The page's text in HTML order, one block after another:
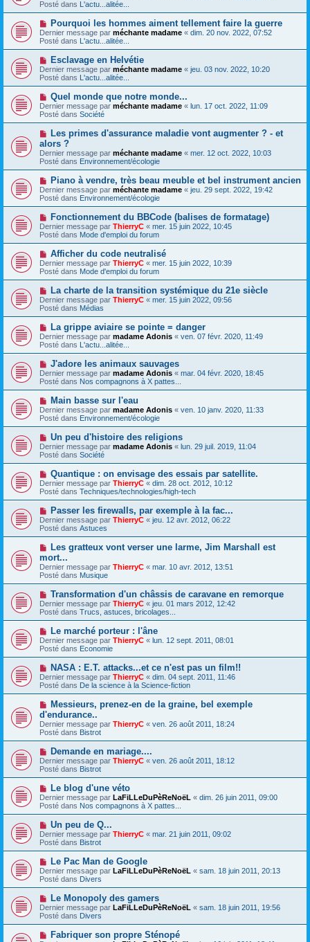
a
g
e
m
e
s
a
g
e
v
e
a
u
m
e
s
a
g
e
Posté dans L'actu...alitée...
N
o
u
v
e
a
u
m
e
s
s
a
g
e
Pourquoi les hommes aiment tellement faire la guerre
Dernier message par méchante madame « dim. 20 nov. 2022, 07:52
Posté dans L'actu...alitée...
N
o
u
v
a
u
m
e
s
a
g
e
Esclavage en Helvétie
Dernier message par méchante madame « jeu. 03 nov. 2022, 10:20
Posté dans L'actu...alitée...
N
o
u
v
e
a
u
m
e
s
s
a
g
e
Quel monde que notre monde...
Dernier message par méchante madame « lun. 17 oct. 2022, 11:09
Posté dans Société
N
u
v
e
a
m
e
s
s
a
g
e
Les primes d'assurance maladie vont augmenter ? - et
alors ?
Dernier message par méchante madame « mer. 12 oct. 2022, 10:03
Posté dans Environnement/écologie
N
o
u
v
e
a
u
m
e
s
s
a
g
e
Piano à vendre, très beau meuble et bel instrument ancien
Dernier message par méchante madame « jeu. 29 sept. 2022, 19:42
Posté dans Environnement/écologie
N
o
u
v
a
u
m
e
s
a
g
e
Fonctionnement du BBCode (balises de formatage)
Dernier message par ThierryC « mer. 15 juin 2022, 10:45
Posté dans Mode d'emploi du forum
N
o
u
v
e
a
u
m
e
s
a
g
Afficher du code neutralisé
Dernier message par ThierryC « mer. 15 juin 2022, 10:39
Posté dans Mode d'emploi du forum
N
o
u
v
e
a
u
m
e
s
s
a
g
e
La charte de la transition systémique du 21e siècle
Dernier message par ThierryC « mer. 15 juin 2022, 09:56
Posté dans Médias
N
o
u
v
a
u
m
e
s
a
g
e
La grippe aviaire se pointe = danger
Dernier message par madame Adonis « ven. 07 févr. 2020, 11:49
Posté dans L'actu...alitée...
N
o
u
v
e
a
u
m
e
s
s
a
g
e
J'adore les animaux sauvages
Dernier message par madame Adonis « mar. 04 févr. 2020, 18:45
Posté dans Nos compagnons à X pattes...
N
o
u
v
e
a
u
m
e
s
s
a
g
e
Main basse sur l'eau
Dernier message par madame Adonis « ven. 10 janv. 2020, 11:33
Posté dans Environnement/écologie
N
o
u
v
a
u
m
e
s
a
g
e
Un peu d'histoire des religions
Dernier message par madame Adonis « lun. 29 juil. 2019, 11:04
Posté dans Société
N
o
u
v
e
a
u
m
e
s
a
g
e
Quantique : on envisage des essais par satellite.
Dernier message par ThierryC « dim. 28 oct. 2012, 10:12
Posté dans Techniques/technologies/high-tech
N
o
u
v
e
a
u
m
e
s
s
g
e
Passer les firewalls, par exemple à la fac...
Dernier message par ThierryC « jeu. 12 avr. 2012, 06:22
Posté dans Astuces
N
u
v
e
a
m
e
s
s
a
g
e
Les gratteux vont verser une larme, Jim Marshall est
mort...
Dernier message par ThierryC « mar. 10 avr. 2012, 13:51
Posté dans Musique
N
o
u
v
e
a
u
m
e
s
a
g
e
Transformation d'un châssis de caravane en remorque
Dernier message par ThierryC « jeu. 01 mars 2012, 12:42
Posté dans Trucs, astuces, bricolages...
N
o
u
v
e
a
u
m
e
s
a
g
e
Le marché porteur : l'âne
Dernier message par ThierryC « lun. 12 sept. 2011, 08:01
Posté dans Economie
N
o
u
v
e
a
u
m
e
s
s
a
g
e
NASA : E.T. attacks...et ce n'est pas un film!!
Dernier message par ThierryC « dim. 04 sept. 2011, 11:46
Posté dans De la science à la Science-fiction
N
u
v
e
a
m
e
s
s
a
g
e
Messieurs, prenez-en de la graine, bel exemple
d'endurance..
Dernier message par ThierryC « ven. 26 août 2011, 18:24
Posté dans Bistrot
N
o
u
v
e
a
u
m
e
s
s
a
g
e
Demande en mariage....
Dernier message par ThierryC « ven. 26 août 2011, 18:12
Posté dans Bistrot
N
o
u
v
e
a
u
m
e
s
a
g
e
Le blog d'une véto
Dernier message par LaFiLLeDuPèReNoëL « dim. 26 juin 2011, 09:00
Posté dans Nos compagnons à X pattes...
N
o
u
v
e
a
u
m
e
s
a
g
e
Un peu de Q...
Dernier message par ThierryC « mar. 21 juin 2011, 09:02
Posté dans Bistrot
N
o
u
v
e
a
u
m
e
Le Pac Man de Google
Dernier message par LaFiLLeDuPèReNoëL « sam. 18 juin 2011, 20:13
Posté dans Divers
N
o
u
v
e
a
Le Monopoly des gamers
Dernier message par LaFiLLeDuPèReNoëL « sam. 18 juin 2011, 19:56
Posté dans Divers
NFabriquer son propre Sténopé